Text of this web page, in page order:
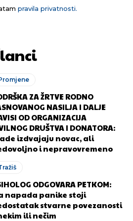
pravila privatnosti.
ZA ŽRTVE RODNO
NASILJA I DALJE
OD ORGANIZACIJA
DRUŠTVA I DONATORA:
izdvajaju novac, ali
i nepravovremeno
ODGOVARA PETKOM:
napada panike stoji
stvarne povezanosti
ili nečim